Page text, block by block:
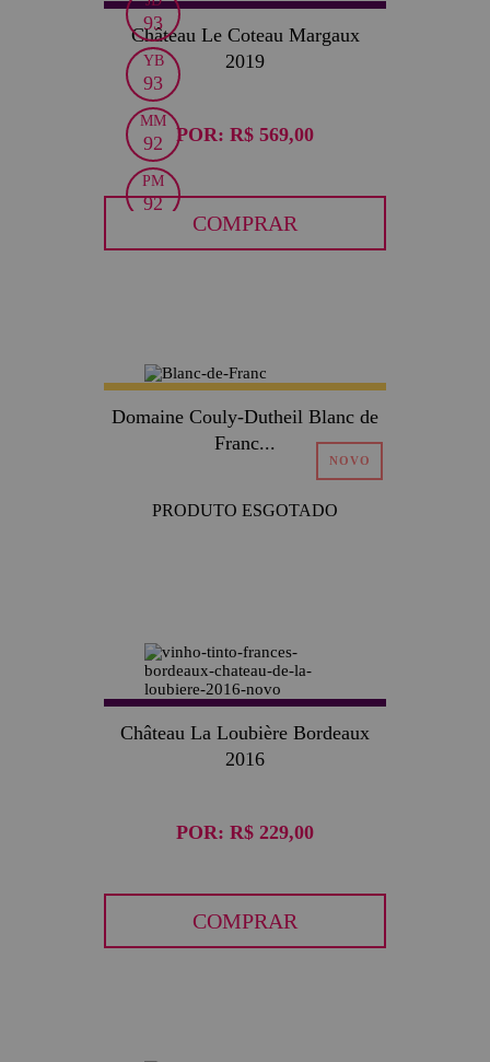
93
YB
93
MM
92
PM
92
Château Le Coteau Margaux
2019
POR: R$ 569,00
COMPRAR
Domaine Couly-Dutheil Blanc de
Franc...
PRODUTO ESGOTADO
Château La Loubière Bordeaux
2016
POR: R$ 229,00
COMPRAR